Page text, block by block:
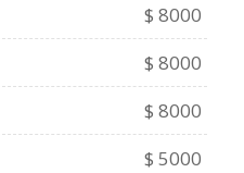
$ 8000
$ 8000
$ 8000
$ 5000